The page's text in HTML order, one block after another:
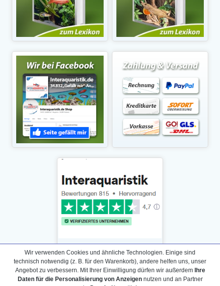
Daten­schutz­erklärung
Wir verwenden Cookies und ähnliche Technologien. Einige sind
technisch notwendig (z. B. für den Warenkorb), andere helfen uns, unser
Angebot zu verbessern. Mit Ihrer Einwilligung dürfen wir außerdem Ihre
Daten für die Personalisierung von Anzeigennutzen und an Partner